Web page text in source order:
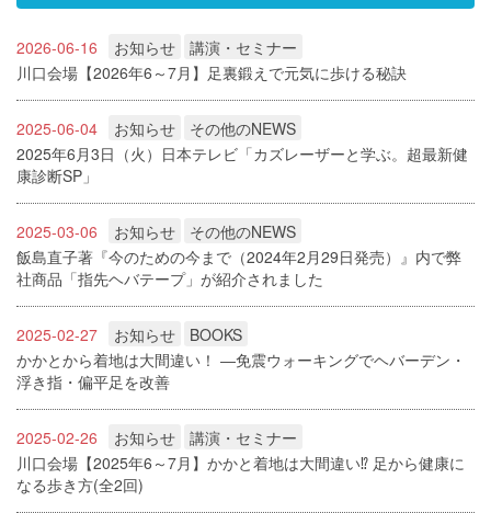
2026-06-16 お知らせ
講演・セミナー
川口会場【2026年6～7月】足裏鍛えで元気に歩ける秘訣
2025-06-04 お知らせ
その他のNEWS
2025年6月3日（火）日本テレビ「カズレーザーと学ぶ。超最新健
康診断SP」
2025-03-06 お知らせ
その他のNEWS
飯島直子著『今のための今まで（2024年2月29日発売）』内で弊
社商品「指先ヘバテープ」が紹介されました
2025-02-27 お知らせ
BOOKS
かかとから着地は大間違い！ ―免震ウォーキングでヘバーデン・
浮き指・偏平足を改善
2025-02-26 お知らせ
講演・セミナー
川口会場【2025年6～7月】かかと着地は大間違い⁉ 足から健康に
なる歩き方(全2回)